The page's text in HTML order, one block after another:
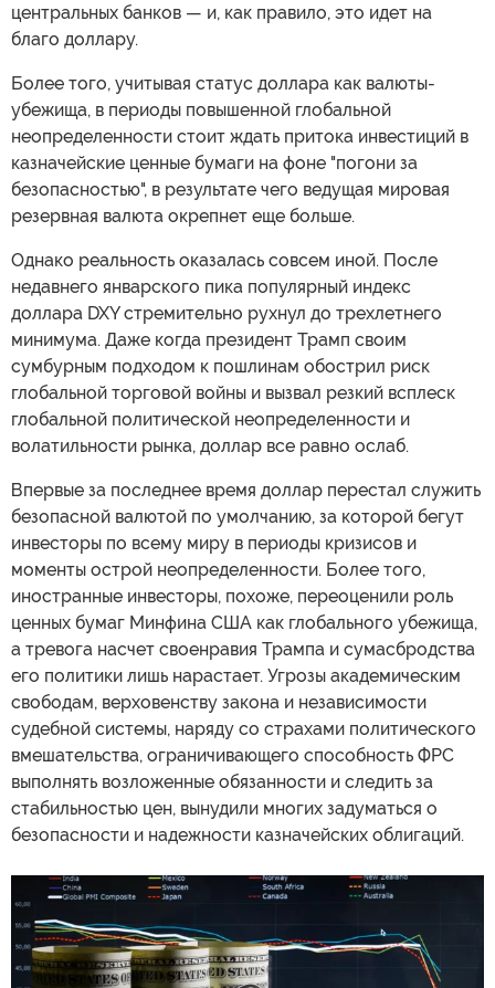
центральных банков — и, как правило, это идет на
благо доллару.
Более того, учитывая статус доллара как валюты-
убежища, в периоды повышенной глобальной
неопределенности стоит ждать притока инвестиций в
казначейские ценные бумаги на фоне "погони за
безопасностью", в результате чего ведущая мировая
резервная валюта окрепнет еще больше.
Однако реальность оказалась совсем иной. После
недавнего январского пика популярный индекс
доллара DXY стремительно рухнул до трехлетнего
минимума. Даже когда президент Трамп своим
сумбурным подходом к пошлинам обострил риск
глобальной торговой войны и вызвал резкий всплеск
глобальной политической неопределенности и
волатильности рынка, доллар все равно ослаб.
Впервые за последнее время доллар перестал служить
безопасной валютой по умолчанию, за которой бегут
инвесторы по всему миру в периоды кризисов и
моменты острой неопределенности. Более того,
иностранные инвесторы, похоже, переоценили роль
ценных бумаг Минфина США как глобального убежища,
а тревога насчет своенравия Трампа и сумасбродства
его политики лишь нарастает. Угрозы академическим
свободам, верховенству закона и независимости
судебной системы, наряду со страхами политического
вмешательства, ограничивающего способность ФРС
выполнять возложенные обязанности и следить за
стабильностью цен, вынудили многих задуматься о
безопасности и надежности казначейских облигаций.